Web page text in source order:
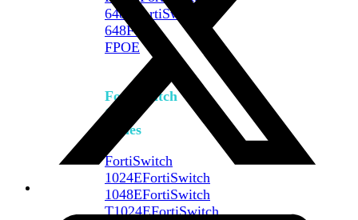
648F
FortiSwitch
648F-
FPOE
FortiSwitch
1000
Series
FortiSwitch
1024EFortiSwitch
1048EFortiSwitch
T1024EFortiSwitch